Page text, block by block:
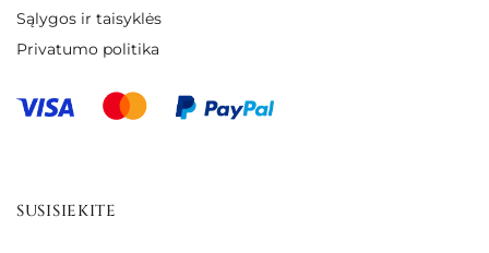
Sąlygos ir taisyklės
Privatumo politika
SUSISIEKITE